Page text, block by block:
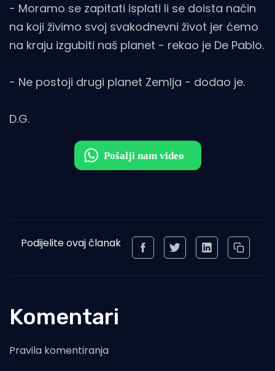
- Moramo se zapitati isplati li se doista način
na koji živimo svoj svakodnevni život jer ćemo
na kraju izgubiti naš planet - rekao je De Pablo.
- Ne postoji drugi planet Zemlja - dodao je.
D.G.
Podijelite ovaj članak
Komentari
Pravila komentiranja